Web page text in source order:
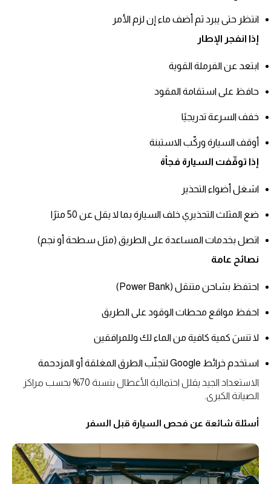
انتظر حتى يبرد ثم أضف ماء إن لزم الأمر
إذا انفجر الإطار
ابتعد عن الفرملة القوية
حافظ على استقامة المقود
خفف السرعة تدريجيًا
أوقف السيارة وركّب الاستبنة
إذا توقّفت السيارة فجأة
اشغل أضواء التحذير
ضع المثلث التحذيري خلف السيارة بما لا يقل عن 50 مترًا
اتصل بخدمات المساعدة على الطريق (مثل سطحة أو نجم)
نصائح عامة
احتفظ بشاحن متنقل (Power Bank)
احفظ مواقع محطات الوقود على الطريق
لا تنسَ كمية كافية من الماء لك وللمرافقين
استخدم خرائط Google لتجنّب الطرق المغلقة أو المزدحمة
الاستعداد الجيد يقلل احتمالية الأعطال بنسبة 70% بحسب مراكز
الصيانة الكبرى.
أسئلة شائعة عن فحص السيارة قبل السفر